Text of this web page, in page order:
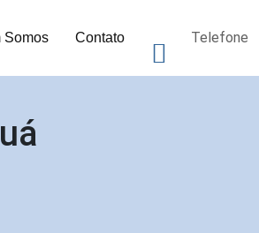
Somos Contato Telefone